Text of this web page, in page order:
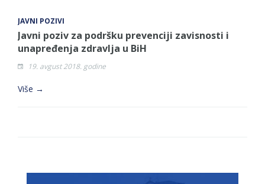
JAVNI POZIVI
Javni poziv za podršku prevenciji zavisnosti i
unapređenja zdravlja u BiH
19. avgust 2018. godine
Više →